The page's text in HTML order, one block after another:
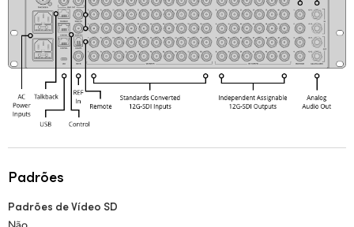
Padrões
Padrões de Vídeo SD
Não.